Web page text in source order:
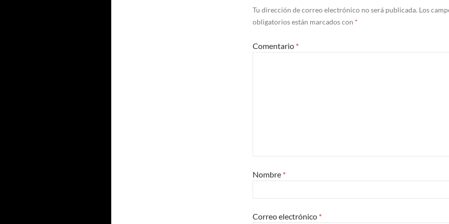
Tu dirección de correo electrónico no será publicada. Los
obligatorios están marcados con *
Comentario *
Nombre *
Correo electrónico *